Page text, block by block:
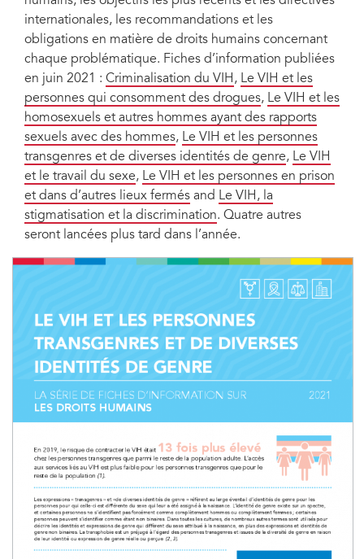
internationales, les recommandations et les
obligations en matière de droits humains concernant
chaque problématique. Fiches d’information publiées
en juin 2021 : Criminalisation du VIH , Le VIH et les
personnes qui consomment des drogues, Le VIH et les
homosexuels et autres hommes ayant des rapports
sexuels avec des hommes, Le VIH et les personnes
transgenres et de diverses identités de genre, Le VIH
et le travail du sexe, Le VIH et les personnes en prison
et dans d’autres lieux fermés and Le VIH, la
stigmatisation et la discrimination. Quatre autres
seront lancées plus tard dans l’année.